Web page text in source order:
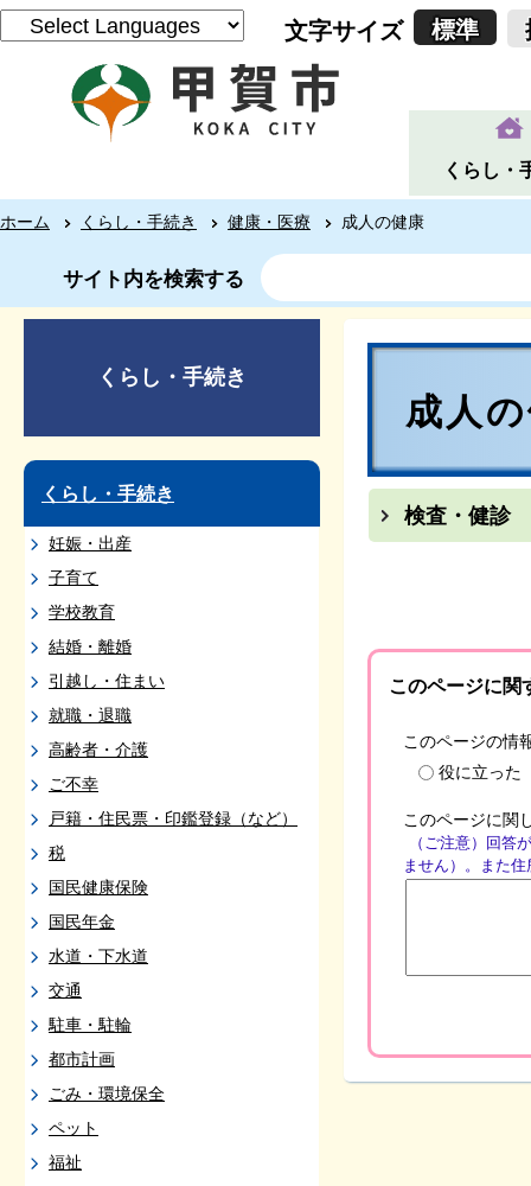
文字サイズ 標準
くらし・
ホーム くらし・手続き 健康・医療 成人の健康
サイト内を検索する
くらし・手続き
くらし・手続き
妊娠・出産
子育て
学校教育
結婚・離婚
引越し・住まい
就職・退職
高齢者・介護
ご不幸
戸籍・住民票・印鑑登録（など）
税
国民健康保険
国民年金
水道・下水道
交通
駐車・駐輪
都市計画
ごみ・環境保全
ペット
福祉
成人
検査・健診
このページに関
このページの情
役に立った
このページに関
（ご注意）回答
ません）。また